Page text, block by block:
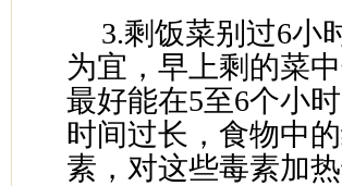
3.剩饭菜别过6小
为宜，早上剩的菜
最好能在5至6个小
时间过长，食物中
素，对这些毒素加